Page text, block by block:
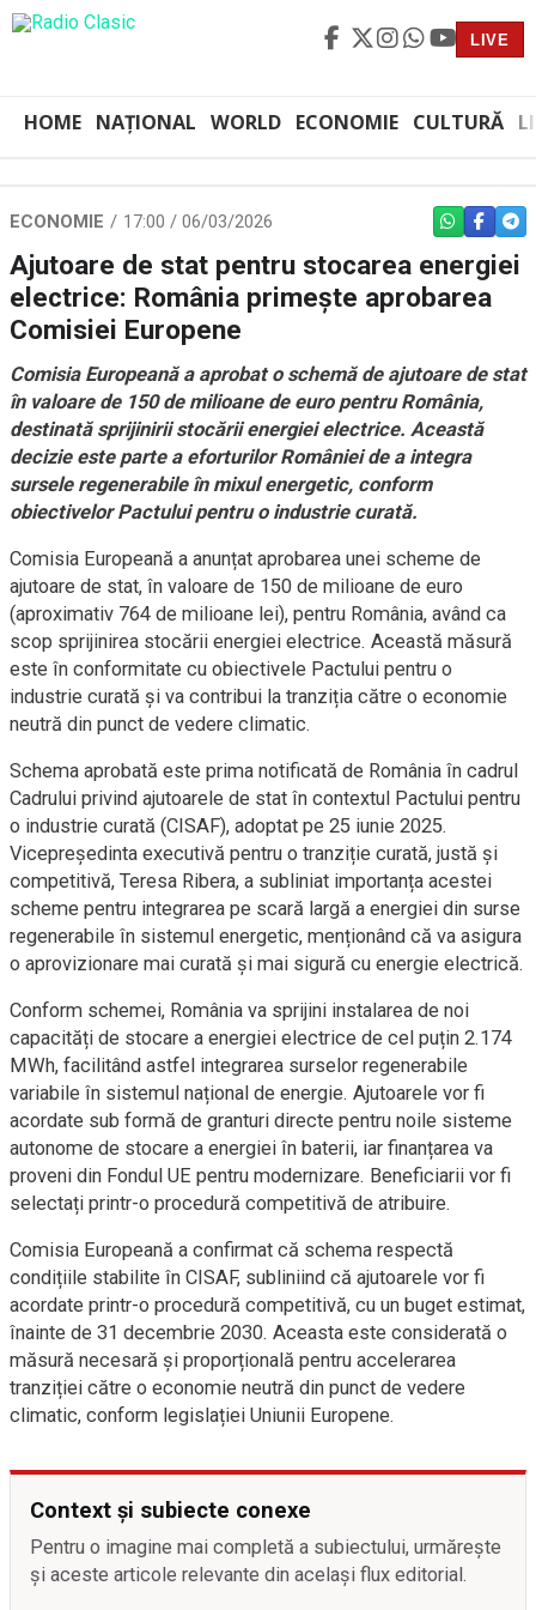
LIVE
HOME NAȚIONAL WORLD ECONOMIE CULTURĂ
ECONOMIE 17:00 / 06/03/2026 WHATSAPP
Ajutoare de stat pentru stocarea energiei
electrice: România primește aprobarea
Comisiei Europene
Comisia Europeană a aprobat o schemă de ajutoare de stat
în valoare de 150 de milioane de euro pentru România,
destinată sprijinirii stocării energiei electrice. Această
decizie este parte a eforturilor României de a integra
sursele regenerabile în mixul energetic, conform
obiectivelor Pactului pentru o industrie curată.
Comisia Europeană a anunțat aprobarea unei scheme de
ajutoare de stat, în valoare de 150 de milioane de euro
(aproximativ 764 de milioane lei), pentru România, având ca
scop sprijinirea stocării energiei electrice. Această măsură
este în conformitate cu obiectivele Pactului pentru o
industrie curată și va contribui la tranziția către o economie
neutră din punct de vedere climatic.
Schema aprobată este prima notificată de România în cadrul
Cadrului privind ajutoarele de stat în contextul Pactului pentru
o industrie curată (CISAF), adoptat pe 25 iunie 2025.
Vicepreședinta executivă pentru o tranziție curată, justă și
competitivă, Teresa Ribera, a subliniat importanța acestei
scheme pentru integrarea pe scară largă a energiei din surse
regenerabile în sistemul energetic, menționând că va asigura
o aprovizionare mai curată și mai sigură cu energie electrică.
Conform schemei, România va sprijini instalarea de noi
capacități de stocare a energiei electrice de cel puțin 2.174
MWh, facilitând astfel integrarea surselor regenerabile
variabile în sistemul național de energie. Ajutoarele vor fi
acordate sub formă de granturi directe pentru noile sisteme
autonome de stocare a energiei în baterii, iar finanțarea va
proveni din Fondul UE pentru modernizare. Beneficiarii vor fi
selectați printr-o procedură competitivă de atribuire.
Comisia Europeană a confirmat că schema respectă
condițiile stabilite în CISAF, subliniind că ajutoarele vor fi
acordate printr-o procedură competitivă, cu un buget estimat,
înainte de 31 decembrie 2030. Aceasta este considerată o
măsură necesară și proporțională pentru accelerarea
tranziției către o economie neutră din punct de vedere
climatic, conform legislației Uniunii Europene.
Context și subiecte conexe
Pentru o imagine mai completă a subiectului, urmărește
și aceste articole relevante din același flux editorial.